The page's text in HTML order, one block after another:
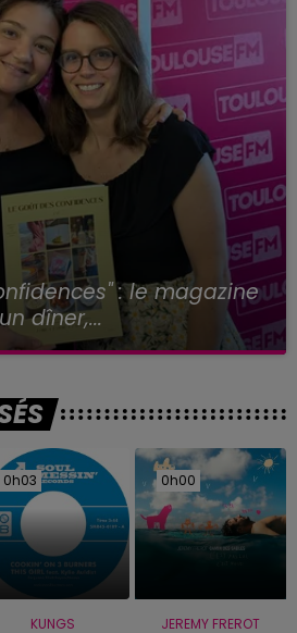
: le magazine
dîner,...
0h03
0h03
KUNGS
0h00
0h00
JEREMY FREROT